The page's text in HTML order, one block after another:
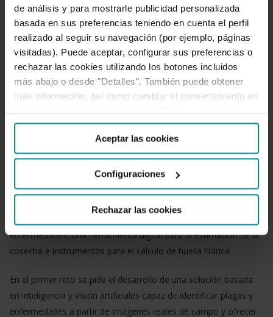
de análisis y para mostrarle publicidad personalizada
basada en sus preferencias teniendo en cuenta el perfil
realizado al seguir su navegación (por ejemplo, páginas
visitadas). Puede aceptar, configurar sus preferencias o
rechazar las cookies utilizando los botones incluidos
más abajo o desde "Detalles". También puede obtener
más información, así como cambiar el consentimiento en
Aceptar las cookies
Configuraciones
Rechazar las cookies
A través de esta convocatoria, los participantes podrán
desarrollar o adaptar su tecnología a un reto real del sector con
apoyo técnico especializado, obtener resultados validados
útiles para avanzar hacia una futura implantación comercial e
integrarse en el ecosistema de innovación agroalimentaria de
Cajamar.
Vicasol.
Retos tecnológicos de esta convocatoria
enfermedades, una herramienta digital para la estimación de la
cosecha e instrumentos para el cálculo de huella hídrica.
En el primer reto se pide el desarrollo de una solución basada
en inteligencia y visión artificiales capaz de identificar plagas y
enfermedades a partir de imágenes reales de campo y ofrecer